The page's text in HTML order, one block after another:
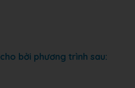
cho bởi phương trình sau: